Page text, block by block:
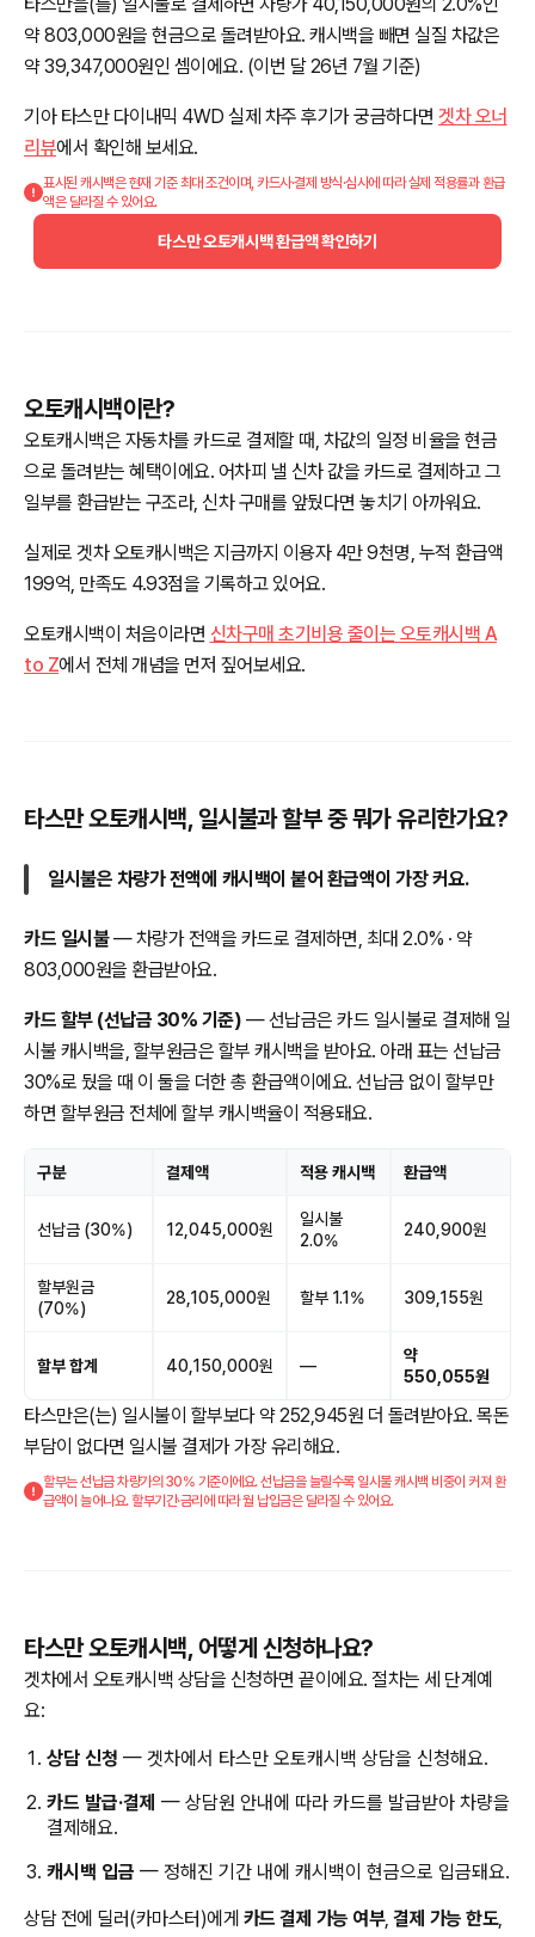
약 803,000원을 현금으로 돌려받아요. 캐시백을 빼면 실질 차값은
약 39,347,000원인 셈이에요. (이번 달 26년 7월 기준)
기아 타스만 다이내믹 4WD 실제 차주 후기가 궁금하다면 겟차 오너
리뷰에서 확인해 보세요.
표시된 캐시백은 현재 기준 최대 조건이며, 카드사·결제 방식·심사에 따라 실제 적용률과 환급
액은 달라질 수 있어요.
타스만 오토캐시백 환급액 확인하기
오토캐시백이란?
오토캐시백은 자동차를 카드로 결제할 때, 차값의 일정 비율을 현금
으로 돌려받는 혜택이에요. 어차피 낼 신차 값을 카드로 결제하고 그
일부를 환급받는 구조라, 신차 구매를 앞뒀다면 놓치기 아까워요.
실제로 겟차 오토캐시백은 지금까지 이용자 4만 9천명, 누적 환급액
199억, 만족도 4.93점을 기록하고 있어요.
오토캐시백이 처음이라면 신차구매 초기비용 줄이는 오토캐시백 A
to Z에서 전체 개념을 먼저 짚어보세요.
타스만 오토캐시백, 일시불과 할부 중 뭐가 유리한가요?
일시불은 차량가 전액에 캐시백이 붙어 환급액이 가장 커요.
카드 일시불— 차량가 전액을 카드로 결제하면, 최대 2.0% · 약
803,000원을 환급받아요.
카드 할부 (선납금 30% 기준) — 선납금은 카드 일시불로 결제해 일
시불 캐시백을, 할부원금은 할부 캐시백을 받아요. 아래 표는 선납금
30%로 뒀을 때 이 둘을 더한 총 환급액이에요. 선납금 없이 할부만
하면 할부원금 전체에 할부 캐시백율이 적용돼요.
구분 결제액 적용 캐시백 환급액
선납금 (30%) 12,045,000원
일시불
2.0%
240,900원
할부원금
(70%)
28,105,000원 할부 1.1% 309,155원
할부 합계 40,150,000원 —
약
550,055원
타스만은(는) 일시불이 할부보다 약 252,945원 더 돌려받아요. 목돈
부담이 없다면 일시불 결제가 가장 유리해요.
할부는 선납금 차량가의 30% 기준이에요. 선납금을 늘릴수록 일시불 캐시백 비중이 커져 환
급액이 늘어나요. 할부기간·금리에 따라 월 납입금은 달라질 수 있어요.
타스만 오토캐시백, 어떻게 신청하나요?
겟차에서 오토캐시백 상담을 신청하면 끝이에요. 절차는 세 단계예
요:
상담 신청 — 겟차에서 타스만 오토캐시백 상담을 신청해요.
카드 발급·결제 — 상담원 안내에 따라 카드를 발급받아 차량을
결제해요.
캐시백 입금 — 정해진 기간 내에 캐시백이 현금으로 입금돼요.
상담 전에 딜러(카마스터)에게 카드 결제 가능 여부, 결제 가능 한도,